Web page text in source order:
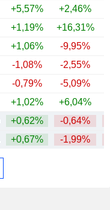
+5,57% +2,46%
+1,19% +16,31%
+1,06% -9,95%
-1,08% -2,55%
-0,79% -5,09%
+1,02% +6,04%
+0,62% -0,64%
+0,67% -1,99%